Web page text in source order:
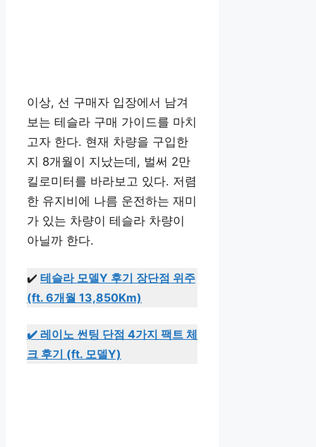
이상, 선 구매자 입장에서 남겨
보는 테슬라 구매 가이드를 마치
고자 한다. 현재 차량을 구입한
지 8개월이 지났는데, 벌써 2만
킬로미터를 바라보고 있다. 저렴
한 유지비에 나름 운전하는 재미
가 있는 차량이 테슬라 차량이
아닐까 한다.
✔️ 테슬라 모델Y 후기 장단점 위주
(ft. 6개월 13,850Km)
✔️ 레이노 썬팅 단점 4가지 팩트 체
크 후기 (ft. 모델Y)